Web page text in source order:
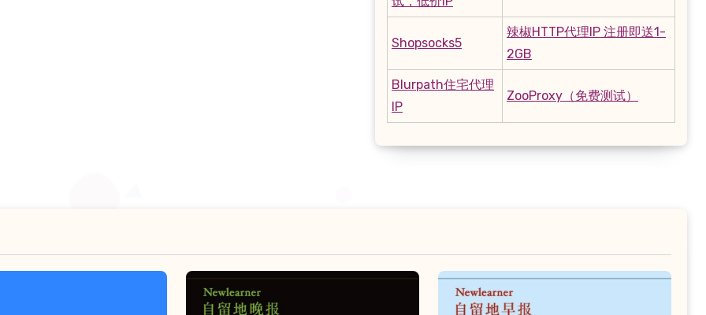
Shopsocks5
辣椒HTTP代理IP 注册即送1-
2GB
Blurpath住宅代理
IP
ZooProxy（免费测试）